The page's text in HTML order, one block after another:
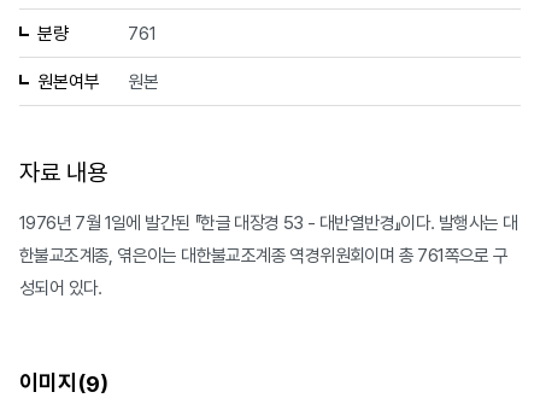
분량 761
원본여부 원본
자료 내용
1976년 7월 1일에 발간된 『한글 대장경 53 - 대반열반경』이다. 발행사는 대
한불교조계종, 엮은이는 대한불교조계종 역경위원회이며 총 761쪽으로 구
성되어 있다.
이미지(9)